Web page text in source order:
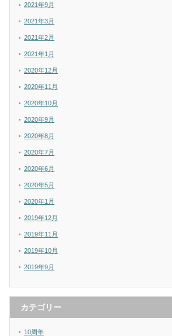
2021年9月
2021年3月
2021年2月
2021年1月
2020年12月
2020年11月
2020年10月
2020年9月
2020年8月
2020年7月
2020年6月
2020年5月
2020年1月
2019年12月
2019年11月
2019年10月
2019年9月
カテゴリー
10周年